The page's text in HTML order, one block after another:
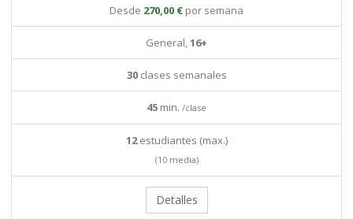
Desde 270,00 € por semana
General,16+
30clases semanales
45 min. /clase
12estudiantes (max.)
(10 media)
Detalles